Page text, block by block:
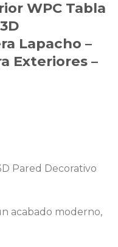
WPC Tabla
Lapacho –
Exteriores –
Pared Decorativo
acabado moderno,